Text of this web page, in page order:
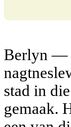
Berlyn —
stad in
gemaak.